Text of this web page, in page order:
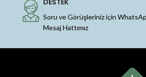
Soru ve Görüşleriniz için
Mesaj Hattımız